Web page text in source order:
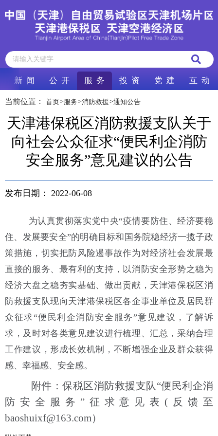
新 闻 公 开 服 务 投 资 党 建 互 动
当前位置： 首页>服务>消防救援>通知公告
天津港保税区消防救援支队关于
向社会公众征求“便民利企消防
安全服务”意见建议的公告
发布日期： 2022-06-08
为认真贯彻落实党中央“疫情要防住、经济要稳
住、发展要安全”的明确目标和国务院稳经济一揽子政
策措施，切实把防风险遏事故作为对经济社会发展最
直接的服务、最有利的支持，以消防安全形势之稳为
经济大盘之稳夯实基础、做出贡献，天津港保税区消
防救援支队现向天津港保税区各企事业单位及居民群
众征求“便民利企消防安全服务”意见建议，了解诉
求，及时对各类意见建议进行梳理、汇总，采纳合理
工作建议，形成长效机制，不断增强企业及群众获得
感、幸福感、安全感。
附件：保税区消防救援支队“便民利企消
防安全服务”征求意见表(反馈至
baoshuixf@163.com）